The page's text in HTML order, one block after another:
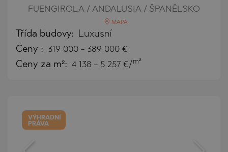
FUENGIROLA / ANDALUSIA / ŠPANĚLSKO
MAPA
Třída budovy: Luxusní
Ceny : 319 000 - 389 000 €
Ceny za m²: 4 138 - 5 257 €/ m²
VÝHRADNÍ
PRÁVA